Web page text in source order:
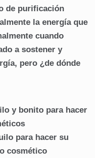
de purificación
la energía que
cuando
a sostener y
pero ¿de dónde
y bonito para hacer
para hacer su
cosmético